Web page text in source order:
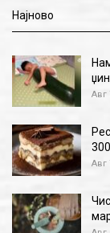
Најново
Авг
Авг